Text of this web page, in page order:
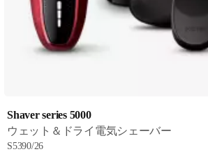
Shaver series 5000
ウェット＆ドライ電気シェーバー
S5390/26